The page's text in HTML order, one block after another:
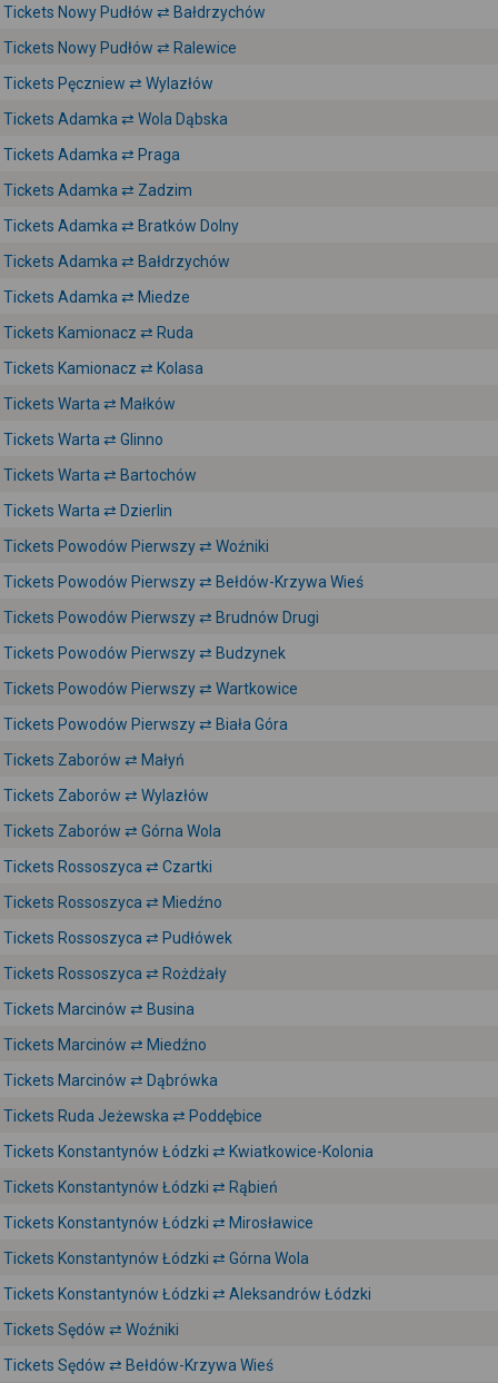
Tickets Nowy Pudłów ⇄ Bałdrzychów
Tickets Nowy Pudłów ⇄ Ralewice
Tickets Pęczniew ⇄ Wylazłów
Tickets Adamka ⇄ Wola Dąbska
Tickets Adamka ⇄ Praga
Tickets Adamka ⇄ Zadzim
Tickets Adamka ⇄ Bratków Dolny
Tickets Adamka ⇄ Bałdrzychów
Tickets Adamka ⇄ Miedze
Tickets Kamionacz ⇄ Ruda
Tickets Kamionacz ⇄ Kolasa
Tickets Warta ⇄ Małków
Tickets Warta ⇄ Glinno
Tickets Warta ⇄ Bartochów
Tickets Warta ⇄ Dzierlin
Tickets Powodów Pierwszy ⇄ Woźniki
Tickets Powodów Pierwszy ⇄ Bełdów-Krzywa Wieś
Tickets Powodów Pierwszy ⇄ Brudnów Drugi
Tickets Powodów Pierwszy ⇄ Budzynek
Tickets Powodów Pierwszy ⇄ Wartkowice
Tickets Powodów Pierwszy ⇄ Biała Góra
Tickets Zaborów ⇄ Małyń
Tickets Zaborów ⇄ Wylazłów
Tickets Zaborów ⇄ Górna Wola
Tickets Rossoszyca ⇄ Czartki
Tickets Rossoszyca ⇄ Miedźno
Tickets Rossoszyca ⇄ Pudłówek
Tickets Rossoszyca ⇄ Rożdżały
Tickets Marcinów ⇄ Busina
Tickets Marcinów ⇄ Miedźno
Tickets Marcinów ⇄ Dąbrówka
Tickets Ruda Jeżewska ⇄ Poddębice
Tickets Konstantynów Łódzki ⇄ Kwiatkowice-Kolonia
Tickets Konstantynów Łódzki ⇄ Rąbień
Tickets Konstantynów Łódzki ⇄ Mirosławice
Tickets Konstantynów Łódzki ⇄ Górna Wola
Tickets Konstantynów Łódzki ⇄ Aleksandrów Łódzki
Tickets Sędów ⇄ Woźniki
Tickets Sędów ⇄ Bełdów-Krzywa Wieś